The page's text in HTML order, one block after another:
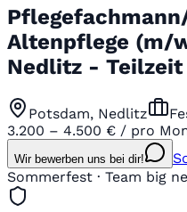
Altenpflege (m/
Nedlitz - Teilzeit
Potsdam, Nedlitz
3.200 – 4.500 € / pro
Wir bewerben uns bei dir!
Sommerfest · Team big